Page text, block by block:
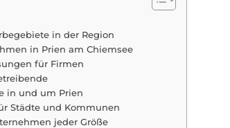
in der Region
in Prien am Chiemsee
für Firmen
in und um Prien
Städte und Kommunen
jeder Größe